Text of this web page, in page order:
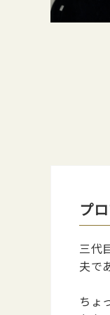
プ
三代
夫で
ちょ